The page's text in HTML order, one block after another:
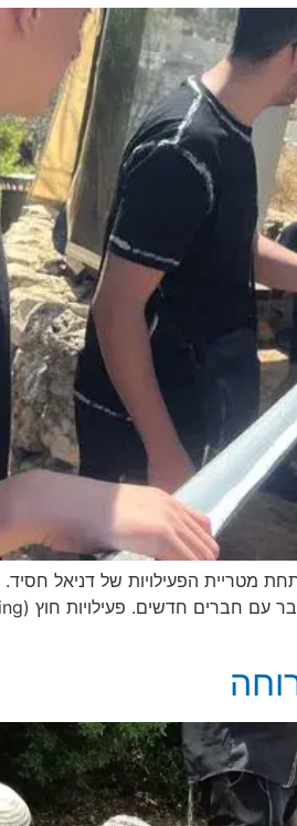
הפעילויות של דניאל חסיד.